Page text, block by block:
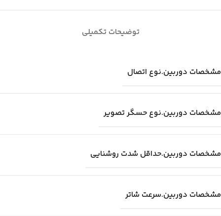
توضیحات تکمیلی
مشخصات دوربین.نوع اتصال
مشخصات دوربین.نوع حسگر تصویر
مشخصات دوربین.حداقل شدت روشنایی
مشخصات دوربین.سرعت شاتر